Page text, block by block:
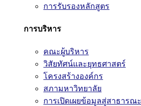
การรับรองหลักสูตร
การบริหาร
คณะผู้บริหาร
วิสัยทัศน์และยุทธศาสตร์
โครงสร้างองค์กร
สภามหาวิทยาลัย
การเปิดเผยข้อมูลสู่สาธารณะ